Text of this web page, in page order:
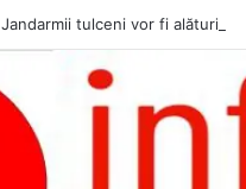
Jandarmii tulceni vor fi alături de